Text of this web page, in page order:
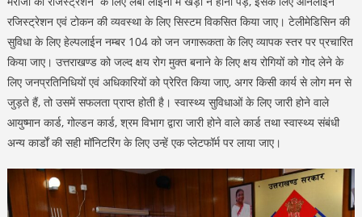
रजिस्ट्रेशन एवं टोकन की व्यवस्था के लिए सिस्टम विकसित किया जाए। टेलीमेडिसिन की
सुविधा के लिए हेल्पलाईन नम्बर 104 को जन जगारूकता के लिए व्यापक स्तर पर प्रचारित
किया जाए। उत्तराखण्ड को जल्द क्षय रोग मुक्त बनाने के लिए क्षय रोगियों को गोद लेने के
लिए जनप्रतिनिधियों एवं अधिकारियों को प्रेरित किया जाए, अगर किसी कार्य से लोग मन से
जुड़ते हैं, तो उसमें सफलता प्राप्त होती है। स्वास्थ्य सुविधाओं के लिए जारी होने वाले
आयुष्मान कार्ड, गोल्डन कार्ड, श्रम विभाग द्वारा जारी होने वाले कार्ड तथा स्वास्थ्य संबंधी
अन्य कार्डों की सही मॉनिटरिंग के लिए उन्हें एक प्लेटफॉर्म पर लाया जाए।